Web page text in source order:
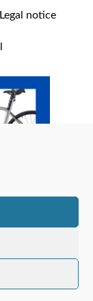
Legal notice